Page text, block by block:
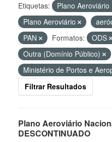
Etiquetas:
Plano Aeroviário
Plano Aeroviário
PAN
Formatos: ODS
Outra (Domínio Público)
Ministério de Portos e
Filtrar Resultados
Plano Aeroviário
DESCONTINUADO